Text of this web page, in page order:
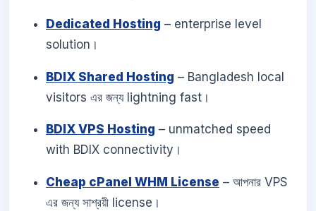
Dedicated Hosting – enterprise level
solution।
BDIX Shared Hosting – Bangladesh local
visitors এর জন্য lightning fast।
BDIX VPS Hosting – unmatched speed
with BDIX connectivity।
Cheap cPanel WHM License – আপনার VPS
এর জন্য সাশ্রয়ী license।